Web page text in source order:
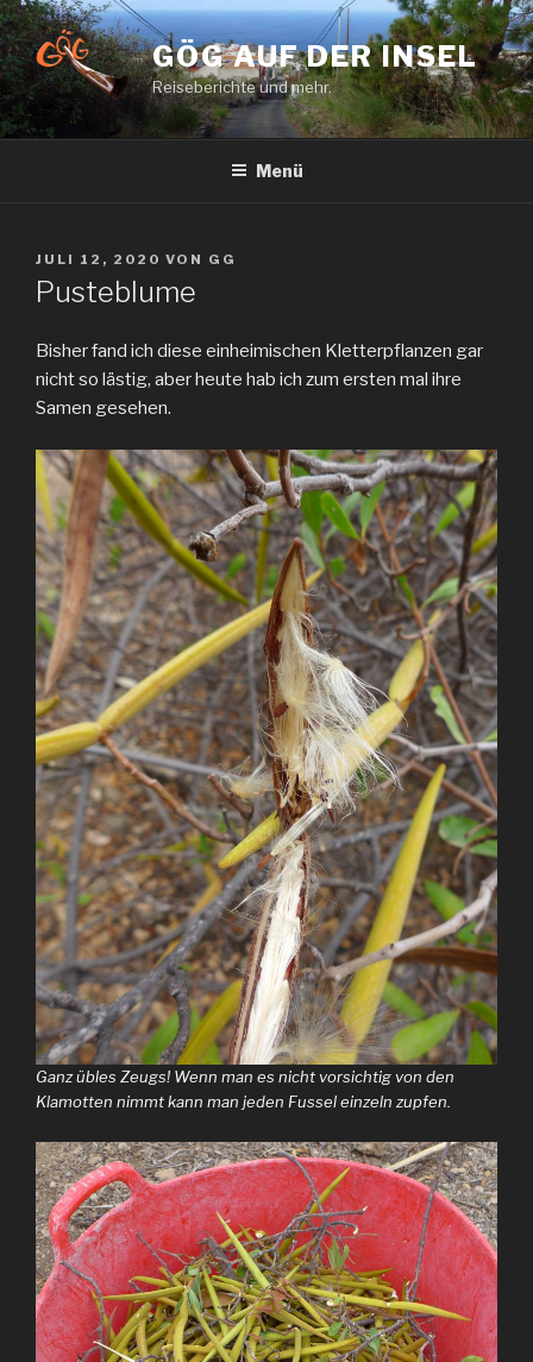
Zum
Inhalt
springen
GÖG AUF DER INSEL
Reiseberichte und mehr.
Menü
VERÖFFENTLICHT
AM
JULI 12, 2020 VON GG
Pusteblume
Bisher fand ich diese einheimischen Kletterpflanzen gar
nicht so lästig, aber heute hab ich zum ersten mal ihre
Samen gesehen.
Ganz übles Zeugs! Wenn man es nicht vorsichtig von den
Klamotten nimmt kann man jeden Fussel einzeln zupfen.